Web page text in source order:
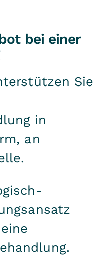
Sie an, auf
wieder an
Das ist nicht
Mut und
es zum
bei einer
Sie
in
an